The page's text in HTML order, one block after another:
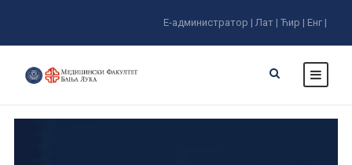
Е-администратор | Лат | Ћир | Енг |